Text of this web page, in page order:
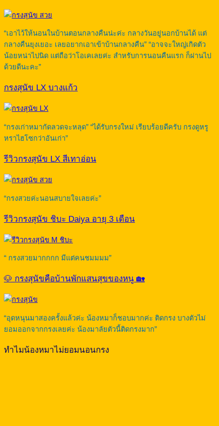
“เอาไว้ให้นอนในบ้านตอนกลางคืนน่ะค่ะ กลางวันอยู่นอกบ้านได้ แต่
กลางคืนยุงเยอะ เลยอยากเอาเข้าบ้านกลางคืน” “อาจจะใหญ่เกิดตัว
น้อยหน่าไปนิด แต่ถือว่าโอเคเลยค่ะ สำหรับการนอนคืนแรก ก็ผ่านไป
ด้วยดีนะคะ”
กรงสุนัข LX บางแก้ว
“กรงเก่าหมากัดลวดจะหลุด” “ได้รับกรงใหม่ เรียบร้อยดีครับ กรงดูหรู
หราไฮโซกว่าอันเก่า”
รีวิวกรงสุนัข LX สีเทาอ่อน
“กรงสวยค่ะนอนสบายใจเลยค่ะ”
รีวิวกรงสุนัข ชิบะ Daiya อายุ 3 เดือน
“ กรงสวยมากกกก มีแต่คนชมมมม”
🐶 กรงสุนัขคือบ้านพักแสนสุขของหนู 🏡
“อุดหนุนมาสองครั้งแล้วค่ะ น้องหมาก็ชอบมากค่ะ ติดกรง บางตัวไม่
ยอมออกจากกรงเลยค่ะ น้องมาลัยตัวนี้ติดกรงมาก”
ทำไมน้องหมาไม่ยอมนอนกรง